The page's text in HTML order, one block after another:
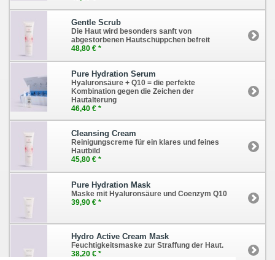
Gentle Scrub
Die Haut wird besonders sanft von
abgestorbenen Hautschüppchen befreit
48,80 € *
Pure Hydration Serum
Hyaluronsäure + Q10 = die perfekte
Kombination gegen die Zeichen der
Hautalterung
46,40 € *
Cleansing Cream
Reinigungscreme für ein klares und feines
Hautbild
45,80 € *
Pure Hydration Mask
Maske mit Hyaluronsäure und Coenzym Q10
39,90 € *
Hydro Active Cream Mask
Feuchtigkeitsmaske zur Straffung der Haut.
38,20 € *